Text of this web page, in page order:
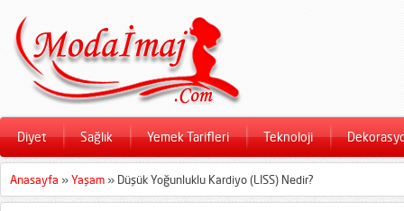
Diyet Sağlık Yemek Tarifleri Teknoloji
Anasayfa »Yaşam » Düşük Yoğunluklu Kardiyo (LISS) Nedir?